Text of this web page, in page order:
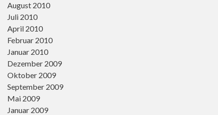
August 2010
Juli 2010
April 2010
Februar 2010
Januar 2010
Dezember 2009
Oktober 2009
September 2009
Mai 2009
Januar 2009